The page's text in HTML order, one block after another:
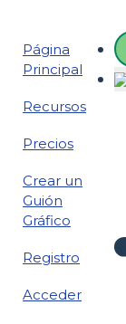
Página
Principal
Recursos
Precios
Crear un
Guión
Gráfico
Registro
Acceder